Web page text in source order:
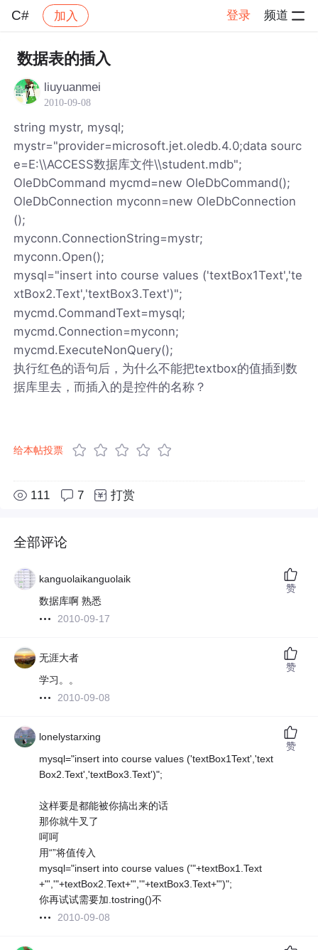
C# 加入 登录 频道
社区 C# 帖子详情
数据表的插入
liuyuanmei
2010-09-08
string mystr, mysql;
mystr="provider=microsoft.jet.oledb.4.0;data sourc
e=E:\\ACCESS数据库文件\\student.mdb";
OleDbCommand mycmd=new OleDbCommand();
OleDbConnection myconn=new OleDbConnection
();
myconn.ConnectionString=mystr;
myconn.Open();
mysql="insert into course values ('textBox1Text','te
xtBox2.Text','textBox3.Text')";
mycmd.CommandText=mysql;
mycmd.Connection=myconn;
mycmd.ExecuteNonQuery();
执行红色的语句后，为什么不能把textbox的值插到数
据库里去，而插入的是控件的名称？
给本帖投票
111 7 打赏
全部评论
kanguolaikanguolaik
数据库啊 熟悉
2010-09-17
赞
无涯大者
学习。。
2010-09-08
赞
lonelystarxing
mysql="insert into course values ('textBox1Text','text
Box2.Text','textBox3.Text')";
这样要是都能被你搞出来的话
那你就牛叉了
呵呵
用“”将值传入
mysql="insert into course values ('"+textBox1.Text
+"','"+textBox2.Text+"','"+textBox3.Text+"')";
你再试试需要加.tostring()不
2010-09-08
赞